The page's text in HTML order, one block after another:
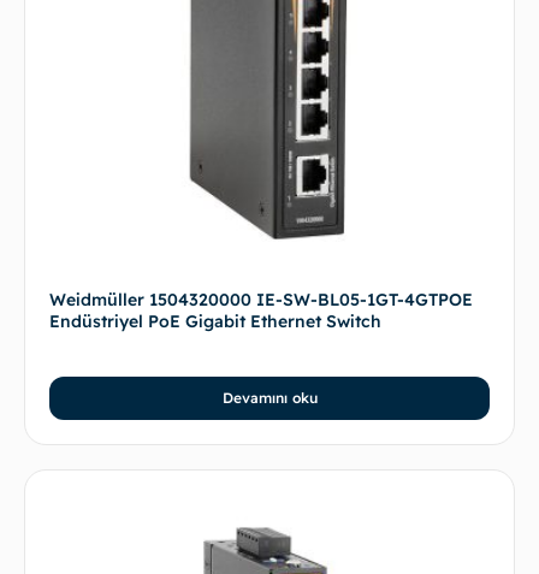
Weidmüller 1504320000 IE-SW-BL05-1GT-4GTPOE
Endüstriyel PoE Gigabit Ethernet Switch
Devamını oku